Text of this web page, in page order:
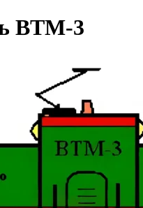
ВТМ-3